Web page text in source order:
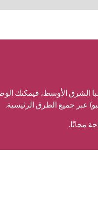
الشرق الأوسط، فيمكنك
عبر جميع الطرق الرئيسية.
مجانًا.